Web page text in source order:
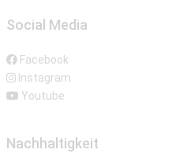
Social Media
Facebook
Instagram
Youtube
Nachhaltigkeit